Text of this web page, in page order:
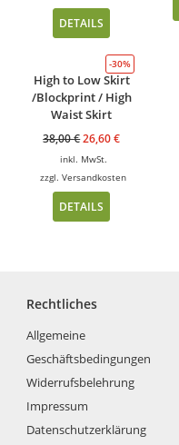
DETAILS
-30%
High to Low Skirt
/Blockprint / High
Waist Skirt
38,00€26,60€
inkl. MwSt.
zzgl.Versandkosten
DETAILS
Rechtliches
Allgemeine
Geschäftsbedingungen
Widerrufsbelehrung
Impressum
Datenschutzerklärung